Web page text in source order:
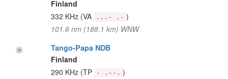
Finland
332 KHz (VA ...- .- )
101.6 nm (188.1 km) WNW
Tango-Papa NDB
Finland
290 KHz (TP - .--. )